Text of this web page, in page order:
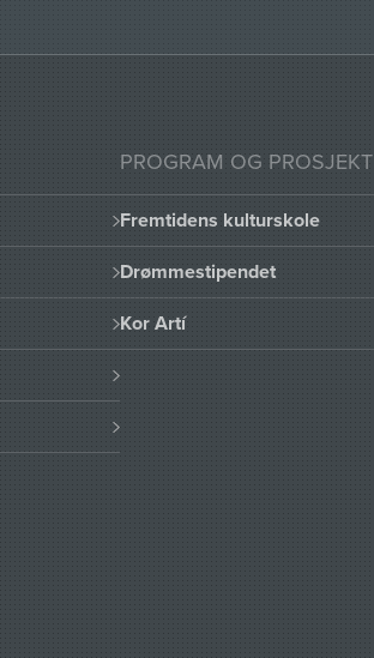
PROGRAM OG PROSJEKT
Fremtidens kulturskole
Drømmestipendet
Kor Artí